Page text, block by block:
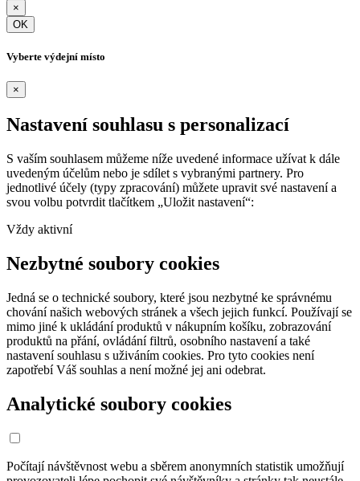
×
OK
Vyberte výdejní místo
×
Nastavení souhlasu s personalizací
S vaším souhlasem můžeme níže uvedené informace užívat k dále
uvedeným účelům nebo je sdílet s vybranými partnery. Pro
jednotlivé účely (typy zpracování) můžete upravit své nastavení a
svou volbu potvrdit tlačítkem „Uložit nastavení“:
Vždy aktivní
Nezbytné soubory cookies
Jedná se o technické soubory, které jsou nezbytné ke správnému
chování našich webových stránek a všech jejich funkcí. Používají se
mimo jiné k ukládání produktů v nákupním košíku, zobrazování
produktů na přání, ovládání filtrů, osobního nastavení a také
nastavení souhlasu s uživáním cookies. Pro tyto cookies není
zapotřebí Váš souhlas a není možné jej ani odebrat.
Analytické soubory cookies
Počítají návštěvnost webu a sběrem anonymních statistik umožňují